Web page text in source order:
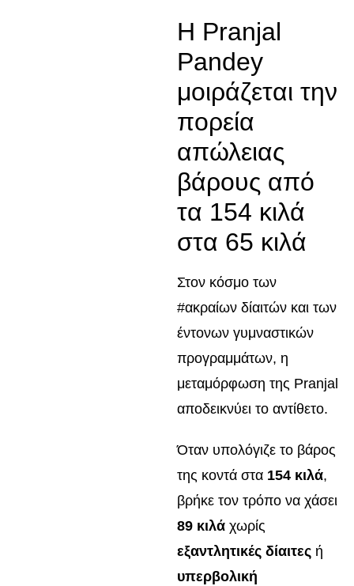
Η Pranjal
Pandey
μοιράζεται την
πορεία
απώλειας
βάρους από
τα 154 κιλά
στα 65 κιλά
Στον κόσμο των
#ακραίων δίαιτών και των
έντονων γυμναστικών
προγραμμάτων, η
μεταμόρφωση της Pranjal
αποδεικνύει το αντίθετο.
Όταν υπολόγιζε το βάρος
της κοντά στα 154 κιλά,
βρήκε τον τρόπο να χάσει
89 κιλά χωρίς
εξαντλητικές δίαιτες ή
υπερβολική